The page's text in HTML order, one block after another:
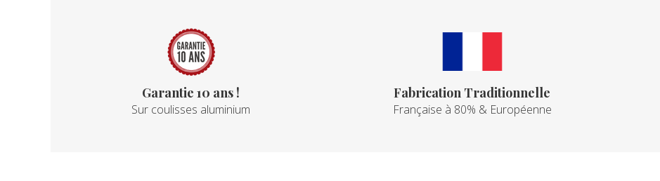
Garantie 10 ans !
Sur coulisses aluminium
Fabrication Traditionnelle
Française à 80% & Européenne